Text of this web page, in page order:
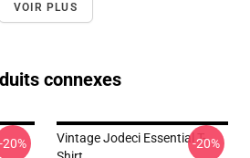
VOIR PLUS
connexes
-20%
Vintage Jodeci Essential T--20%